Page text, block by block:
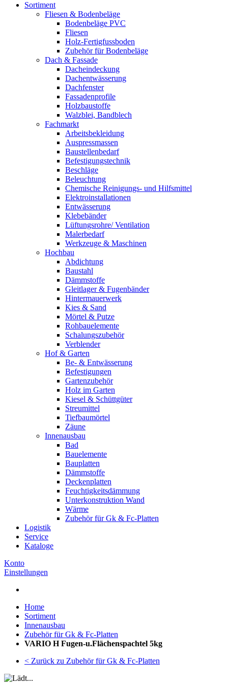
Sortiment
Fliesen & Bodenbeläge
Bodenbeläge PVC
Fliesen
Holz-Fertigfussboden
Zubehör für Bodenbeläge
Dach & Fassade
Dacheindeckung
Dachentwässerung
Dachfenster
Fassadenprofile
Holzbaustoffe
Walzblei, Bandblech
Fachmarkt
Arbeitsbekleidung
Auspressmassen
Baustellenbedarf
Befestigungstechnik
Beschläge
Beleuchtung
Chemische Reinigungs- und Hilfsmittel
Elektroinstallationen
Entwässerung
Klebebänder
Lüftungsrohre/ Ventilation
Malerbedarf
Werkzeuge & Maschinen
Hochbau
Abdichtung
Baustahl
Dämmstoffe
Gleitlager & Fugenbänder
Hintermauerwerk
Kies & Sand
Mörtel & Putze
Rohbauelemente
Schalungszubehör
Verblender
Hof & Garten
Be- & Entwässerung
Befestigungen
Gartenzubehör
Holz im Garten
Kiesel & Schüttgüter
Streumittel
Tiefbaumörtel
Zäune
Innenausbau
Bad
Bauelemente
Bauplatten
Dämmstoffe
Deckenplatten
Feuchtigkeitsdämmung
Unterkonstruktion Wand
Wärme
Zubehör für Gk & Fc-Platten
Logistik
Service
Kataloge
Konto
Einstellungen
Home
Sortiment
Innenausbau
Zubehör für Gk & Fc-Platten
VARIO H Fugen-u.Flächenspachtel 5kg
< Zurück zu Zubehör für Gk & Fc-Platten